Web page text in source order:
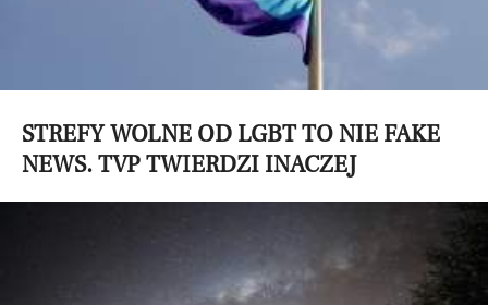
STREFY WOLNE OD LGBT TO NIE FAKE
NEWS. TVP TWIERDZI INACZEJ